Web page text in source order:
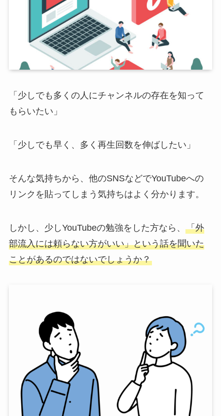
「少しでも多くの人にチャンネルの存在を知って
もらいたい」
「少しでも早く、多く再生回数を伸ばしたい」
そんな気持ちから、他のSNSなどでYouTubeへの
リンクを貼ってしまう気持ちはよく分かります。
しかし、少しYouTubeの勉強をした方なら、 「外
部流入には頼らない方がいい」という話を聞いた
ことがあるのではないでしょうか？